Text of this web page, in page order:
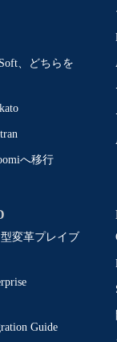
、どちらを
へ移行
変革プレイブ
Guide